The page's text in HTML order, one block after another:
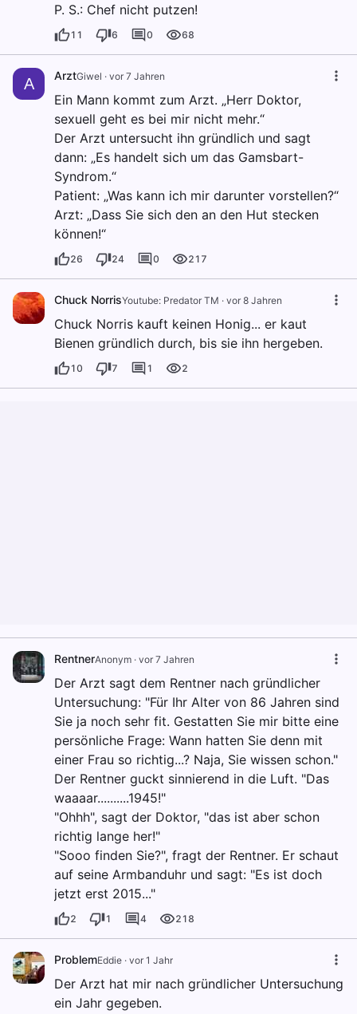
P. S.: Chef nicht putzen!
11 6 0 68
A ArztGiwel · vor 7 Jahren
Ein Mann kommt zum Arzt. „Herr Doktor,
sexuell geht es bei mir nicht mehr.“
Der Arzt untersucht ihn gründlich und sagt
dann: „Es handelt sich um das Gamsbart-
Syndrom.“
Patient: „Was kann ich mir darunter vorstellen?“
Arzt: „Dass Sie sich den an den Hut stecken
können!“
26 24 0 217
Chuck NorrisYoutube: Predator TM · vor 8 Jahren
Chuck Norris kauft keinen Honig... er kaut
Bienen gründlich durch, bis sie ihn hergeben.
10 7 1 2
RentnerAnonym · vor 7 Jahren
Der Arzt sagt dem Rentner nach gründlicher
Untersuchung: "Für Ihr Alter von 86 Jahren sind
Sie ja noch sehr fit. Gestatten Sie mir bitte eine
persönliche Frage: Wann hatten Sie denn mit
einer Frau so richtig...? Naja, Sie wissen schon."
Der Rentner guckt sinnierend in die Luft. "Das
waaaar..........1945!"
"Ohhh", sagt der Doktor, "das ist aber schon
richtig lange her!"
"Sooo finden Sie?", fragt der Rentner. Er schaut
auf seine Armbanduhr und sagt: "Es ist doch
jetzt erst 2015..."
2 1 4 218
ProblemEddie · vor 1 Jahr
Der Arzt hat mir nach gründlicher Untersuchung
ein Jahr gegeben.